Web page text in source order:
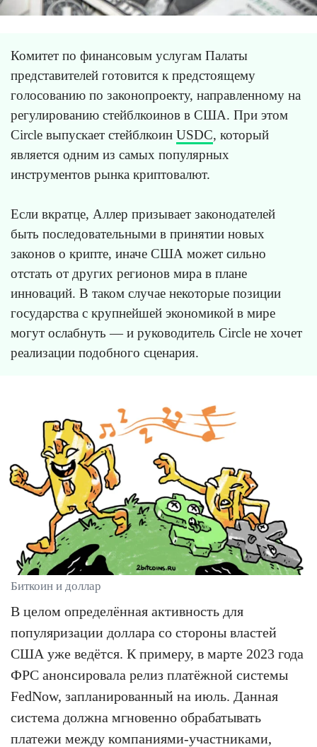
Комитет по финансовым услугам Палаты
представителей готовится к предстоящему
голосованию по законопроекту, направленному на
регулированию стейблкоинов в США. При этом
Circle выпускает стейблкоин USDC, который
является одним из самых популярных
инструментов рынка криптовалют.
Если вкратце, Аллер призывает законодателей
быть последовательными в принятии новых
законов о крипте, иначе США может сильно
отстать от других регионов мира в плане
инноваций. В таком случае некоторые позиции
государства с крупнейшей экономикой в мире
могут ослабнуть — и руководитель Circle не хочет
реализации подобного сценария.
Биткоин и доллар
В целом определённая активность для
популяризации доллара со стороны властей
США уже ведётся. К примеру, в марте 2023 года
ФРС анонсировала релиз платёжной системы
FedNow, запланированный на июль. Данная
система должна мгновенно обрабатывать
платежи между компаниями-участниками,